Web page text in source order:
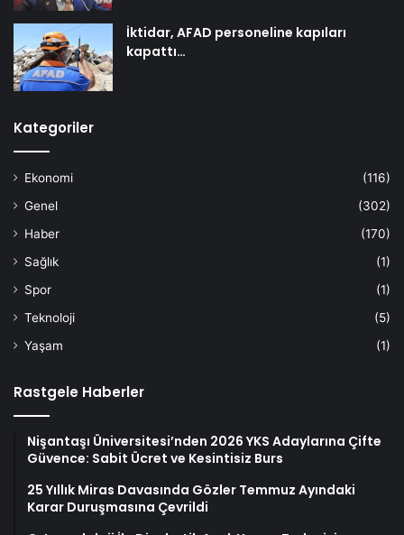
İktidar, AFAD personeline kapıları
kapattı…
Kategoriler
Ekonomi
(116)
Genel
(302)
Haber
(170)
Sağlık
(1)
Spor
(1)
Teknoloji
(5)
Yaşam
(1)
Rastgele Haberler
Nişantaşı Üniversitesi’nden 2026 YKS Adaylarına Çifte
Güvence: Sabit Ücret ve Kesintisiz Burs
25 Yıllık Miras Davasında Gözler Temmuz Ayındaki
Karar Duruşmasına Çevrildi